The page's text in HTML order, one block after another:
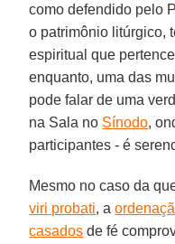
como defendido pelo
o patrimônio litúrgico,
espiritual que
enquanto, uma das
pode falar de uma
na Sala no Sínodo,
participantes - é
Mesmo no caso da
viri probati, a
casados ​​de fé